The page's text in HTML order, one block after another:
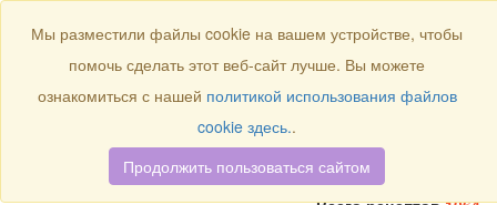
Мы разместили файлы cookie на вашем устройстве, чтобы
помочь сделать этот веб-сайт лучше. Вы можете
ознакомиться с нашей политикой использования файлов
cookie здесь..
Продолжить пользоваться сайтом